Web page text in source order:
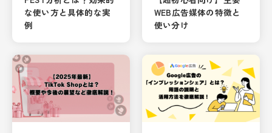
な使い方と具体的な実
例
WEB広告媒体の特徴と
使い分け